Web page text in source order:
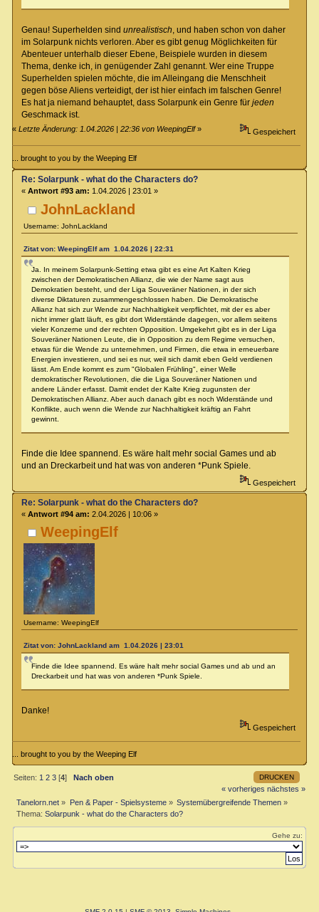
Genau! Superhelden sind unrealistisch, und haben schon von daher
im Solarpunk nichts verloren. Aber es gibt genug Möglichkeiten für
Abenteuer unterhalb dieser Ebene, Beispiele wurden in diesem
Thema, denke ich, in genügender Zahl genannt. Wer eine Truppe
Superhelden spielen möchte, die im Alleingang die Menschheit
gegen böse Aliens verteidigt, der ist hier einfach im falschen Genre!
Es hat ja niemand behauptet, dass Solarpunk ein Genre für jeden
Geschmack ist.
«Letzte Änderung: 1.04.2026 | 22:36 von WeepingElf» Gespeichert
... brought to you by the Weeping Elf
JohnLackland
Username: JohnLackland
Re: Solarpunk - what do the Characters do?
« Antwort #93 am: 1.04.2026 | 23:01 »
Zitat von: WeepingElf am 1.04.2026 | 22:31
Ja. In meinem Solarpunk-Setting etwa gibt es eine Art Kalten Krieg
zwischen der Demokratischen Allianz, die wie der Name sagt aus
Demokratien besteht, und der Liga Souveräner Nationen, in der sich
diverse Diktaturen zusammengeschlossen haben. Die Demokratische
Allianz hat sich zur Wende zur Nachhaltigkeit verpflichtet, mit der es aber
nicht immer glatt läuft, es gibt dort Widerstände dagegen, vor allem seitens
vieler Konzerne und der rechten Opposition. Umgekehrt gibt es in der Liga
Souveräner Nationen Leute, die in Opposition zu dem Regime versuchen,
etwas für die Wende zu unternehmen, und Firmen, die etwa in erneuerbare
Energien investieren, und sei es nur, weil sich damit eben Geld verdienen
lässt. Am Ende kommt es zum "Globalen Frühling", einer Welle
demokratischer Revolutionen, die die Liga Souveräner Nationen und
andere Länder erfasst. Damit endet der Kalte Krieg zugunsten der
Demokratischen Allianz. Aber auch danach gibt es noch Widerstände und
Konflikte, auch wenn die Wende zur Nachhaltigkeit kräftig an Fahrt
gewinnt.
Finde die Idee spannend. Es wäre halt mehr social Games und ab
und an Dreckarbeit und hat was von anderen *Punk Spiele.
Gespeichert
WeepingElf
Username: WeepingElf
Re: Solarpunk - what do the Characters do?
« Antwort #94 am: 2.04.2026 | 10:06 »
Zitat von: JohnLackland am 1.04.2026 | 23:01
Finde die Idee spannend. Es wäre halt mehr social Games und ab und an
Dreckarbeit und hat was von anderen *Punk Spiele.
Danke!
Gespeichert
... brought to you by the Weeping Elf
DRUCKEN
Seiten: 1 2 3 [4]
Nach oben
« vorheriges nächstes »
Tanelorn.net » Pen & Paper - Spielsysteme» Systemübergreifende Themen »
Thema:Solarpunk - what do the Characters do?
Gehe zu: